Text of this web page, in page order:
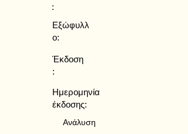
:
Εξώφυλλ
ο:
Έκδοση
:
Ημερομηνία
έκδοσης:
Ανάλυση